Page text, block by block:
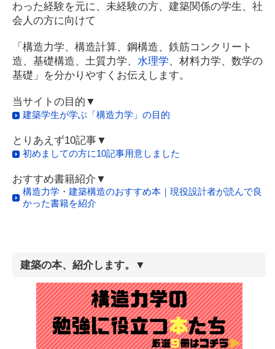
わった経験を元に、未経験の方、建築関係の学生、社
会人の方に向けて
「構造力学、構造計算、鋼構造、鉄筋コンクリート
造、基礎構造、土質力学、 水理学、材料力学、数学の
基礎」を分かりやすくお伝えします。
当サイトの目的▼
建築学生が学ぶ「構造力学」の目的
とりあえず10記事▼
初めましての方に10記事用意しました
おすすめ書籍紹介▼
構造力学・建築構造のおすすめ本｜現役設計者が読んで良
かった書籍を紹介
建築の本、紹介します。▼